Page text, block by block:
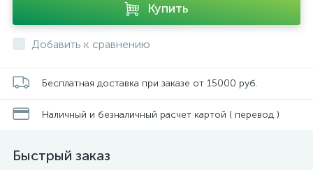
Купить
Добавить к сравнению
Бесплатная доставка при заказе от 15000 руб.
Наличный и безналичный расчет картой ( перевод )
Быстрый заказ